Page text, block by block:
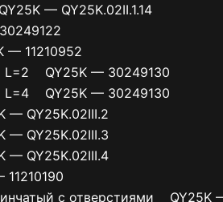
— QY25K.02II.1.14
— 11210952
L=2 QY25K — 30249130
L=4 QY25K — 30249130
QY25K.02III.2
QY25K.02III.3
QY25K.02III.4
с отверстиями QY25K